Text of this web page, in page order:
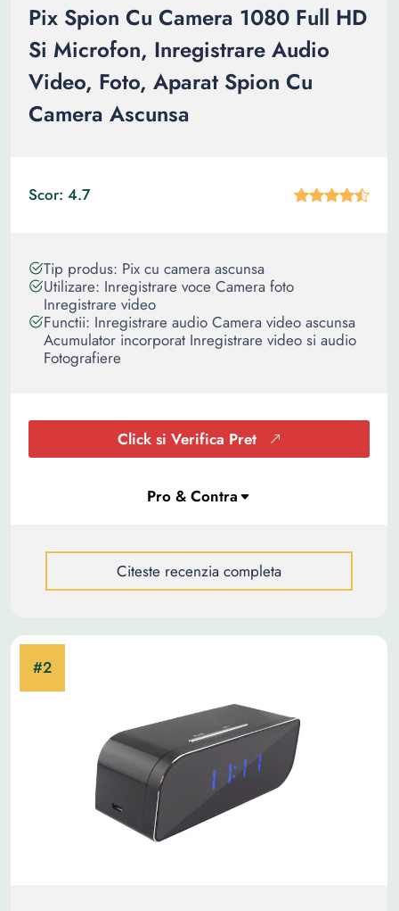
Pix Spion Cu Camera 1080 Full HD
Si Microfon, Inregistrare Audio
Video, Foto, Aparat Spion Cu
Camera Ascunsa
Scor: 4.7
Tip produs: Pix cu camera ascunsa
Utilizare: Inregistrare voce Camera foto
Inregistrare video
Functii: Inregistrare audio Camera video ascunsa
Acumulator incorporat Inregistrare video si audio
Fotografiere
Click si Verifica Pret
Citeste recenzia completa